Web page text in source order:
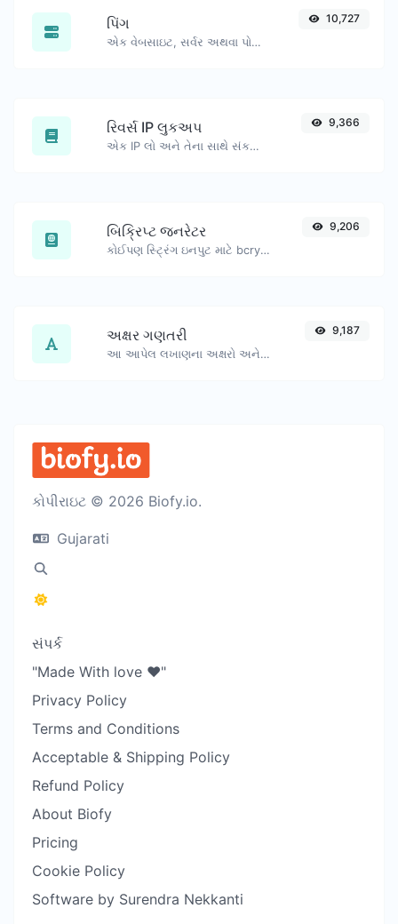
પિંગ
એક વેબસાઇટ, સર્વર અથવા પોર્ટને પિંગ કરો.
10,727
રિવર્સ IP લુકઅપ
એક IP લો અને તેના સાથે સંકળાયેલ ડોમેન/હોસ્ટ શોધવાનો પ્રયાસ કરો.
9,366
બિક્રિપ્ટ જનરેટર
કોઈપણ સ્ટ્રિંગ ઇનપુટ માટે bcrypt પાસવર્ડ હેશ જનરેટ કરો.
9,206
અક્ષર ગણતરી
આ આપેલ લખાણના અક્ષરો અને શબ્દોની સંખ્યા ગણો.
9,187
કોપીરાઇટ © 2026 Biofy.io.
Gujarati
સંપર્ક
"Made With love ❤️"
Privacy Policy
Terms and Conditions
Acceptable & Shipping Policy
Refund Policy
About Biofy
Pricing
Cookie Policy
Software by Surendra Nekkanti